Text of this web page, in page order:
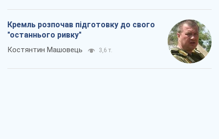
Кремль розпочав підготовку до свого
"останнього ривку"
Костянтин Машовець 3,6 т.